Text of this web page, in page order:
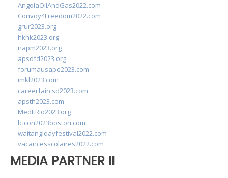
AngolaOilAndGas2022.com
Convoy4Freedom2022.com
grur2023.org
hkhk2023.org
napm2023.org
apsdfd2023.org
forumausape2023.com
imkl2023.com
careerfaircsd2023.com
apsth2023.com
MedItRio2023.org
lcicon2023boston.com
waitangidayfestival2022.com
vacancesscolaires2022.com
MEDIA PARTNER II